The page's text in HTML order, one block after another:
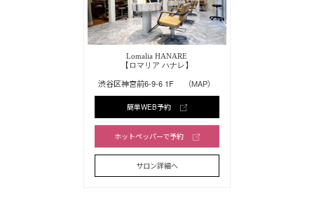
Lomalia HANARE
【ロマリア ハナレ】
渋谷区神宮前6-9-6 1F （MAP）
簡単WEB予約
ホットペッパーで予約
サロン詳細へ